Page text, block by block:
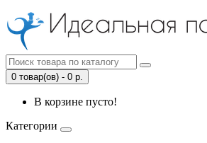
0 товар(ов) - 0 р.
В корзине пусто!
Категории